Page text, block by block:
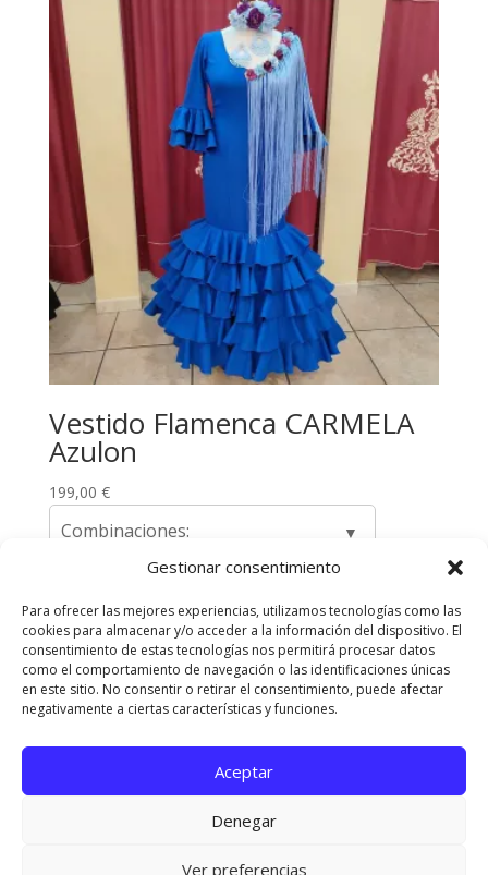
Gestionar consentimiento
Para ofrecer las mejores experiencias, utilizamos tecnologías como las
cookies para almacenar y/o acceder a la información del dispositivo. El
consentimiento de estas tecnologías nos permitirá procesar datos
como el comportamiento de navegación o las identificaciones únicas
en este sitio. No consentir o retirar el consentimiento, puede afectar
negativamente a ciertas características y funciones.
Aceptar
Denegar
Ver preferencias
Vestido Flamenca CARMELA
Azulon
199,00 €
Combinaciones:
Envíos y Devoluciones
Quienes somos
Contacta con nosotros
Política de privacidad
Políticas de Cookies
Aviso Legal
Elegant Themes